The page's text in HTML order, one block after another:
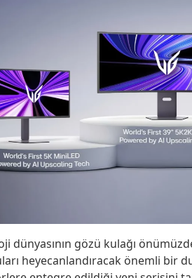
dünyasının gözü kulağı
heyecanlandıracak önemli bir